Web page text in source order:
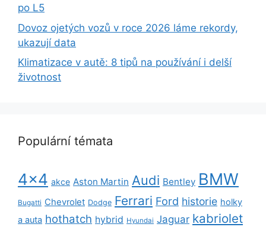
po L5
Dovoz ojetých vozů v roce 2026 láme rekordy,
ukazují data
Klimatizace v autě: 8 tipů na používání i delší
životnost
Populární témata
4x4 akce Aston Martin Audi Bentley BMW
Bugatti Chevrolet Dodge Ferrari Ford historie holky
a auta hothatch hybrid Hyundai Jaguar kabriolet